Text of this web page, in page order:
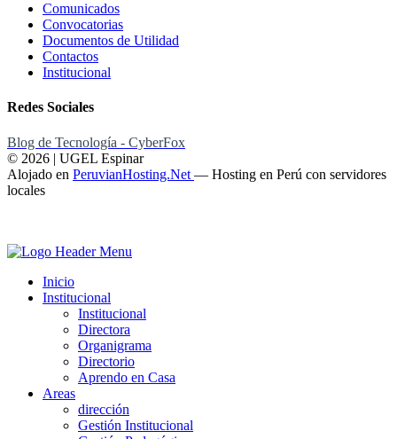
Comunicados
Convocatorias
Documentos de Utilidad
Contactos
Institucional
Redes Sociales
Blog de Tecnología - CyberFox
© 2026 | UGEL Espinar
Alojado en PeruvianHosting.Net — Hosting en Perú con servidores
locales
Inicio
Institucional
Institucional
Directora
Organigrama
Directorio
Aprendo en Casa
Areas
dirección
Gestión Institucional